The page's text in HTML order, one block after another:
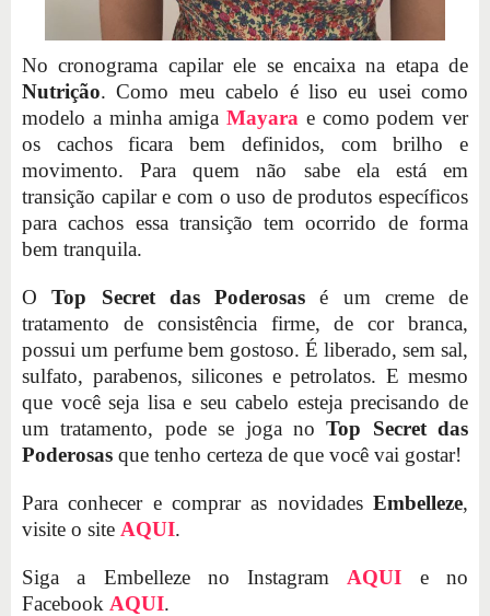
No cronograma capilar ele se encaixa na etapa de
Nutrição. Como meu cabelo é liso eu usei como
modelo a minha amiga Mayara e como podem ver
os cachos ficara bem definidos, com brilho e
movimento. Para quem não sabe ela está em
transição capilar e com o uso de produtos específicos
para cachos essa transição tem ocorrido de forma
bem tranquila.
OTop Secret das Poderosas é um creme de
tratamento de consistência firme, de cor branca,
possui um perfume bem gostoso. É liberado, sem sal,
sulfato, parabenos, silicones e petrolatos. E mesmo
que você seja lisa e seu cabelo esteja precisando de
um tratamento, pode se joga noTop Secret das
Poderosas que tenho certeza de que você vai gostar!
Para conhecer e comprar as novidadesEmbelleze,
visite o site AQUI.
Siga a Embelleze no Instagram AQUI e no
Facebook AQUI.